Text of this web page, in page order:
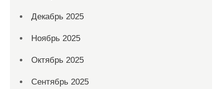
Декабрь 2025
Ноябрь 2025
Октябрь 2025
Сентябрь 2025